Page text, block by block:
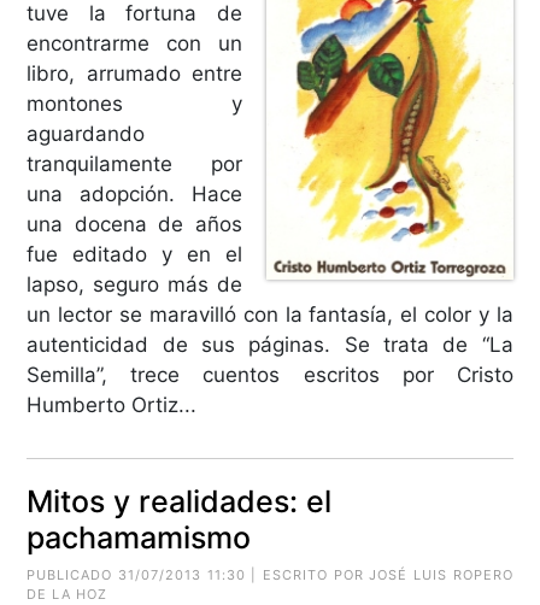
tuve la fortuna de
encontrarme con un
libro, arrumado entre
montones y
aguardando
tranquilamente por
una adopción. Hace
una docena de años
fue editado y en el
lapso, seguro más de
un lector se maravilló con la fantasía, el color y la
autenticidad de sus páginas. Se trata de “La
Semilla”, trece cuentos escritos por Cristo
Humberto Ortiz...
Mitos y realidades: el
pachamamismo
PUBLICADO 31/07/2013 11:30 | ESCRITO POR JOSÉ LUIS ROPERO
DE LA HOZ